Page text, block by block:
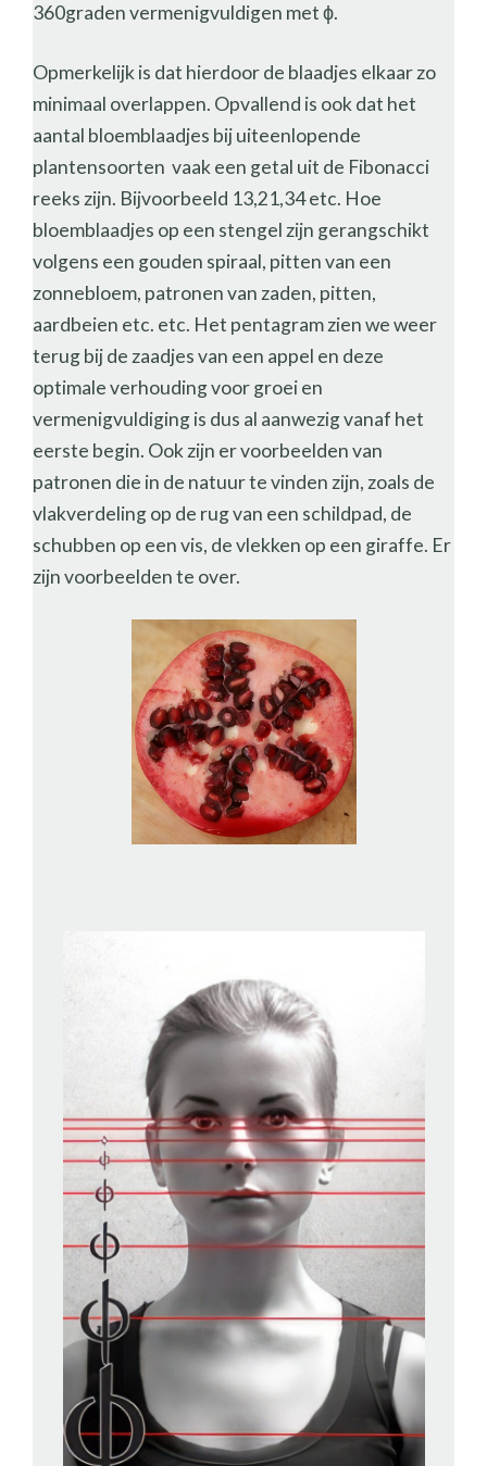
360graden vermenigvuldigen met ϕ.
Opmerkelijk is dat hierdoor de blaadjes elkaar zo
minimaal overlappen. Opvallend is ook dat het
aantal bloemblaadjes bij uiteenlopende
plantensoorten vaak een getal uit de Fibonacci
reeks zijn. Bijvoorbeeld 13,21,34 etc. Hoe
bloemblaadjes op een stengel zijn gerangschikt
volgens een gouden spiraal, pitten van een
zonnebloem, patronen van zaden, pitten,
aardbeien etc. etc. Het pentagram zien we weer
terug bij de zaadjes van een appel en deze
optimale verhouding voor groei en
vermenigvuldiging is dus al aanwezig vanaf het
eerste begin. Ook zijn er voorbeelden van
patronen die in de natuur te vinden zijn, zoals de
vlakverdeling op de rug van een schildpad, de
schubben op een vis, de vlekken op een giraffe. Er
zijn voorbeelden te over.